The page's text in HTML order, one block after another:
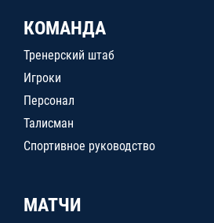
КОМАНДА
Тренерский штаб
Игроки
Персонал
Талисман
Спортивное руководство
МАТЧИ